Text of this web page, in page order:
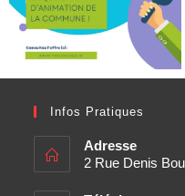
Infos Pratiques
Adresse
2 Rue Denis